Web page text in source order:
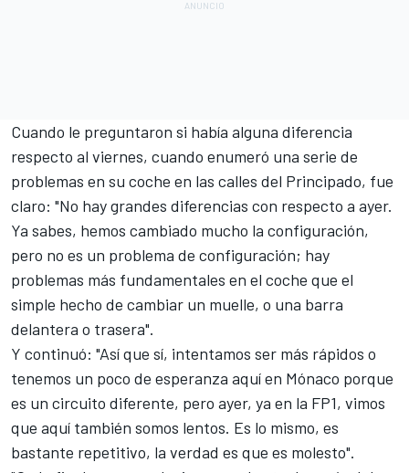
Cuando le preguntaron si había alguna diferencia
respecto al viernes, cuando enumeró una serie de
problemas en su coche en las calles del Principado, fue
claro: "No hay grandes diferencias con respecto a ayer.
Ya sabes, hemos cambiado mucho la configuración,
pero no es un problema de configuración; hay
problemas más fundamentales en el coche que el
simple hecho de cambiar un muelle, o una barra
delantera o trasera".
Y continuó: "Así que sí, intentamos ser más rápidos o
tenemos un poco de esperanza aquí en Mónaco porque
es un circuito diferente, pero ayer, ya en la FP1, vimos
que aquí también somos lentos. Es lo mismo, es
bastante repetitivo, la verdad es que es molesto".